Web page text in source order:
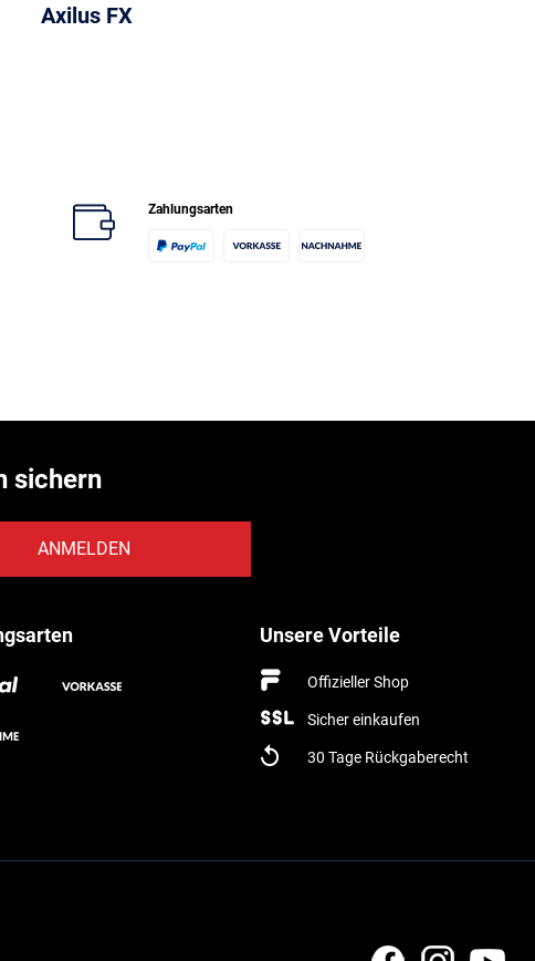
Axilus FX
Zahlungsarten
sichern
ANMELDEN
Unsere Vorteile
Offizieller Shop
Sicher einkaufen
30 Tage Rückgaberecht